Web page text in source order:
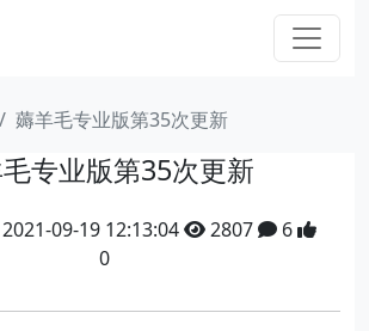
薅羊毛专业版第35次更新
专业版第35次更新
2021-09-19 12:13:04 2807
6
0